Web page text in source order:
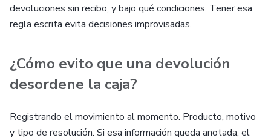
devoluciones sin recibo, y bajo qué condiciones. Tener esa
regla escrita evita decisiones improvisadas.
¿Cómo evito que una devolución
desordene la caja?
Registrando el movimiento al momento. Producto, motivo
y tipo de resolución. Si esa información queda anotada, el